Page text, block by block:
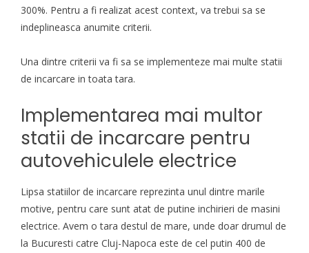
300%. Pentru a fi realizat acest context, va trebui sa se
indeplineasca anumite criterii.
Una dintre criterii va fi sa se implementeze mai multe statii
de incarcare in toata tara.
Implementarea mai multor
statii de incarcare pentru
autovehiculele electrice
Lipsa statiilor de incarcare reprezinta unul dintre marile
motive, pentru care sunt atat de putine inchirieri de masini
electrice. Avem o tara destul de mare, unde doar drumul de
la Bucuresti catre Cluj-Napoca este de cel putin 400 de